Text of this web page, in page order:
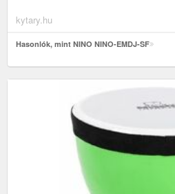
kytary.hu
Hasonlók, mint NINO NINO-EMDJ-SF